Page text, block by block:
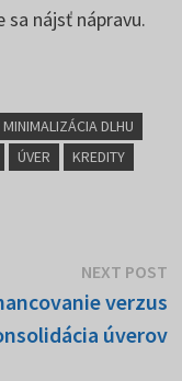
nájsť nápravu.
MINIMALIZÁCIA DLHU
ÚVER
KREDITY
NEXT POST
verzus
úverov